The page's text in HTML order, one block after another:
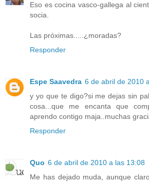
Eso es cocina vasco-gallega al
socia.
Las próximas.....¿moradas?
Responder
Espe Saavedra 6 de abril de 2010
y yo que te digo?si me dejas sin
cosa...que me encanta que
aprendo contigo maja..muchas
Responder
Quo 6 de abril de 2010 a las 13:08
Me has dejado muda, aunque